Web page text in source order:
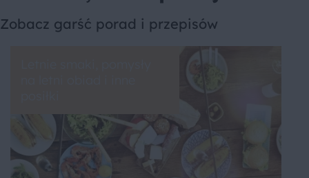
Zobacz garść porad i przepisów